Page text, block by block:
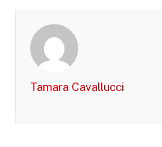
Tamara Cavallucci